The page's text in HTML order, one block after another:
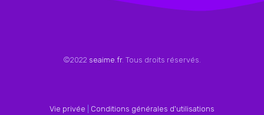
©2022 seaime.fr. Tous droits réservés.
Vie privée Conditions générales d'utilisations